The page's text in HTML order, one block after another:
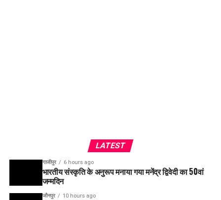
LATEST
गाजीपुर 6 hours ago
भारतीय संस्कृति के अनुरूप मनाया गया मनेंद्र द्विवेदी का 50वां
जन्मदिन
जौनपुर 10 hours ago